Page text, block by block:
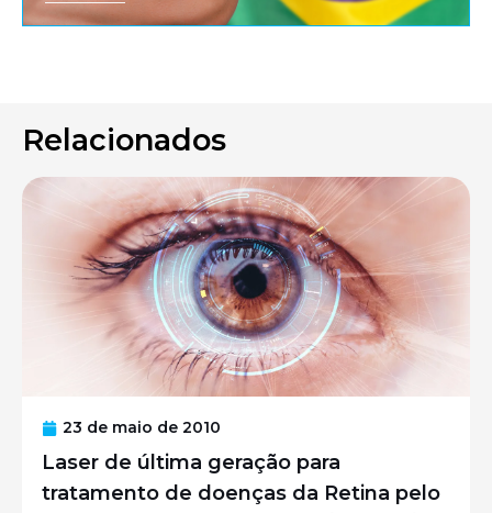
Relacionados
23 de maio de 2010
Laser de última geração para
tratamento de doenças da Retina pelo